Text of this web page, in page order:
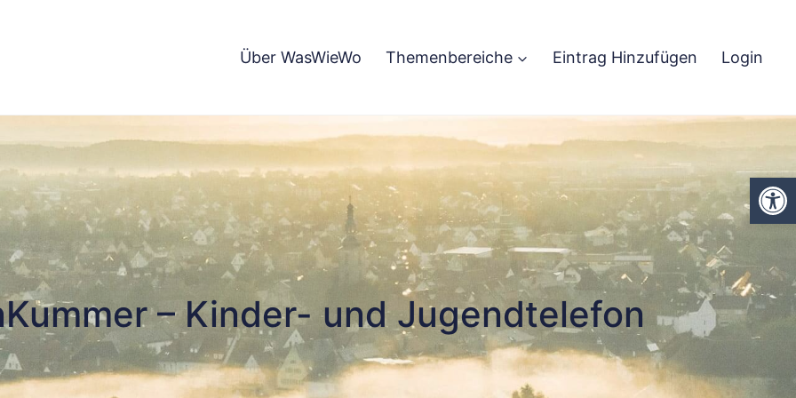
Über WasWieWo Themenbereiche Eintrag Hinzufügen Login
– Kinder- und Jugendtelefon